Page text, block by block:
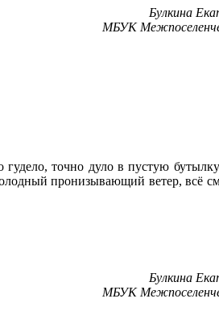
Булкина
МБУК
точно дуло в пустую
пронизывающий ветер,
Булкина
МБУК